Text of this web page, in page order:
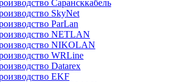
Сарансккабель
SkyNet
ParLan
NETLAN
NIKOLAN
WRLine
Datarex
EKF